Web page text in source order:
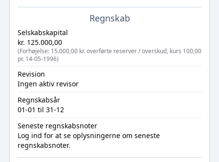
Regnskab
Selskabskapital
kr. 125.000,00
(Forhøjelse: 15.000,00 kr. overførte reserver / overskud, kurs 100,00
pr. 14-05-1996)
Revision
Ingen aktiv revisor
Regnskabsår
01-01 til 31-12
Seneste regnskabsnoter
Log ind for at se oplysningerne om seneste
regnskabsnoter.